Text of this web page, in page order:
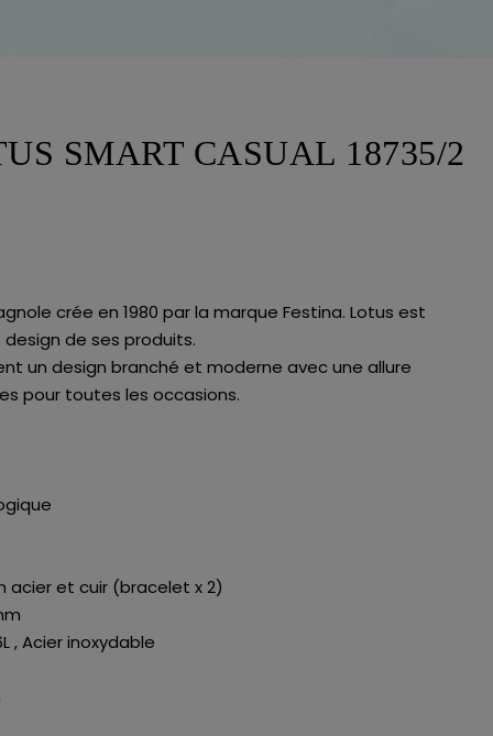
SMART CASUAL 18735/2
crée en 1980 par la marque Festina. Lotus est
de ses produits.
un design branché et moderne avec une allure
pour toutes les occasions.
acier et cuir (bracelet x 2)
, Acier inoxydable